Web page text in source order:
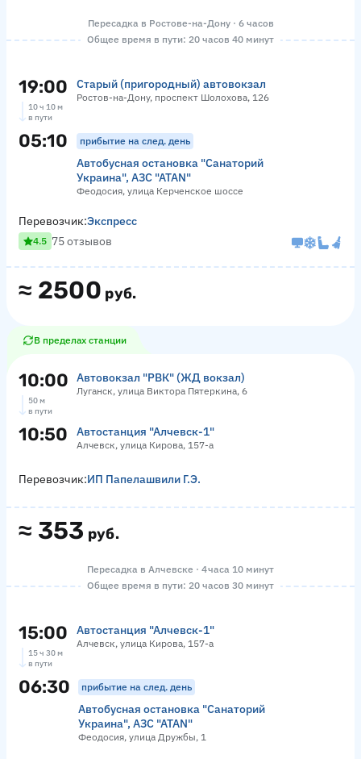
Пересадка в Ростове-на-Дону · 6 часов
Общее время в пути: 20 часов 40 минут
19:00 Старый (пригородный) автовокзал
Ростов-на-Дону, проспект Шолохова, 126
10 ч 10 м
в пути
05:10 прибытие на след. день
Автобусная остановка "Санаторий
Украина", АЗС "ATAN"
Феодосия, улица Керченское шоссе
≈ 2500 руб.
Перевозчик:Экспресс
4.5 75 отзывов
В пределах станции
10:00 Автовокзал "РВК" (ЖД вокзал)
Луганск, улица Виктора Пятеркина, 6
50 м
в пути
10:50 Автостанция "Алчевск-1"
Алчевск, улица Кирова, 157-а
≈ 353 руб.
Перевозчик:ИП Папелашвили Г.Э.
Пересадка в Алчевске · 4 часа 10 минут
Общее время в пути: 20 часов 30 минут
15:00 Автостанция "Алчевск-1"
Алчевск, улица Кирова, 157-а
15 ч 30 м
в пути
06:30 прибытие на след. день
Автобусная остановка "Санаторий
Украина", АЗС "АТАN"
Феодосия, улица Дружбы, 1